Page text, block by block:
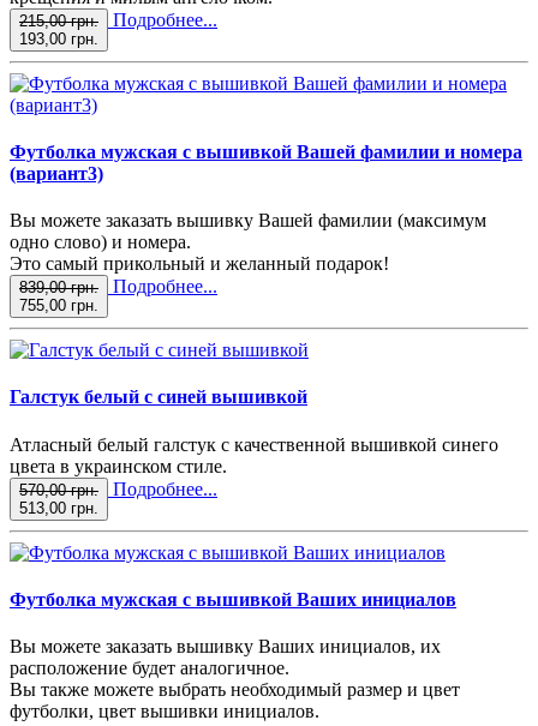
215,00 грн.
193,00 грн.
Подробнее...
Футболка мужская с вышивкой Вашей фамилии и номера
(вариант3)
Вы можете заказать вышивку Вашей фамилии (максимум
одно слово) и номера.
Это самый прикольный и желанный подарок!
839,00 грн.
755,00 грн.
Подробнее...
Галстук белый с синей вышивкой
Атласный белый галстук с качественной вышивкой синего
цвета в украинском стиле.
570,00 грн.
513,00 грн.
Подробнее...
Футболка мужская с вышивкой Ваших инициалов
Вы можете заказать вышивку Ваших инициалов, их
расположение будет аналогичное.
Вы также можете выбрать необходимый размер и цвет
футболки, цвет вышивки инициалов.